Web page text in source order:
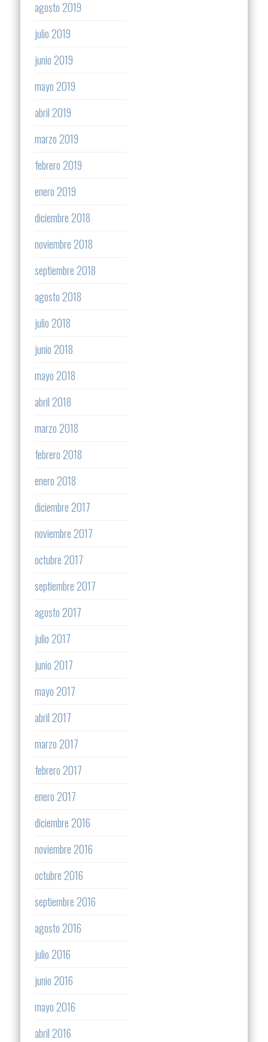
agosto 2019
julio 2019
junio 2019
mayo 2019
abril 2019
marzo 2019
febrero 2019
enero 2019
diciembre 2018
noviembre 2018
septiembre 2018
agosto 2018
julio 2018
junio 2018
mayo 2018
abril 2018
marzo 2018
febrero 2018
enero 2018
diciembre 2017
noviembre 2017
octubre 2017
septiembre 2017
agosto 2017
julio 2017
junio 2017
mayo 2017
abril 2017
marzo 2017
febrero 2017
enero 2017
diciembre 2016
noviembre 2016
octubre 2016
septiembre 2016
agosto 2016
julio 2016
junio 2016
mayo 2016
abril 2016